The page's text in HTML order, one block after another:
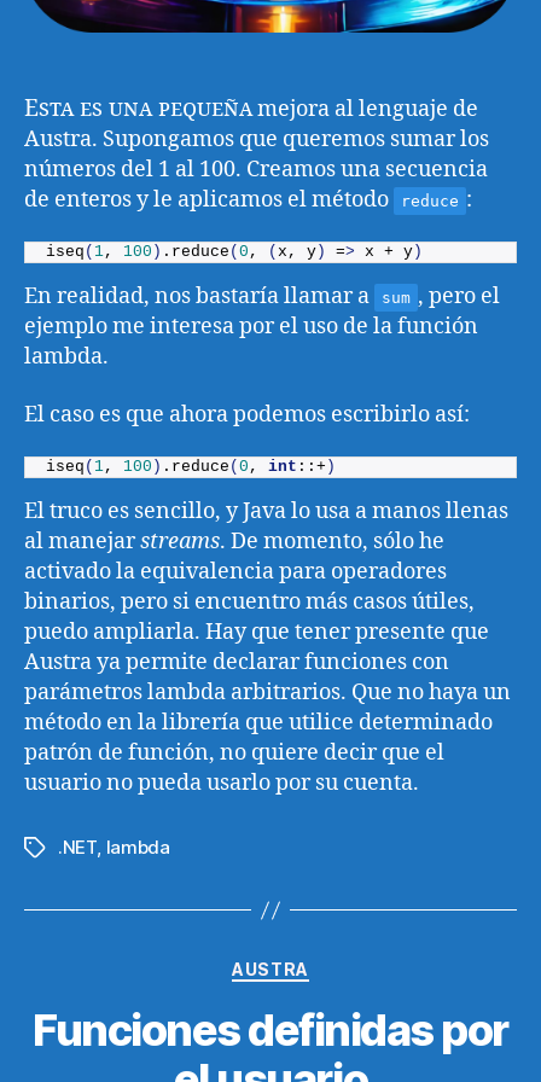
Esta es una pequeñamejora al lenguaje de
Austra. Supongamos que queremos sumar los
números del 1 al 100. Creamos una secuencia
de enteros y le aplicamos el método
reduce :
iseq ( 1, 100 ) . reduce ( 0 , ( x, y ) => x + y )
En realidad, nos bastaría llamar a sum , pero el
ejemplo me interesa por el uso de la función
lambda.
El caso es que ahora podemos escribirlo así:
iseq ( 1, 100 ) . reduce ( 0 , int ::+ )
El truco es sencillo, y Java lo usa a manos llenas
al manejarstreams. De momento, sólo he
activado la equivalencia para operadores
binarios, pero si encuentro más casos útiles,
puedo ampliarla. Hay que tener presente que
Austra ya permite declarar funciones con
parámetros lambda arbitrarios. Que no haya un
método en la librería que utilice determinado
patrón de función, no quiere decir que el
usuario no pueda usarlo por su cuenta.
Etiquetas
.NET, lambda
Categorías
AUSTRA
Funciones definidas por